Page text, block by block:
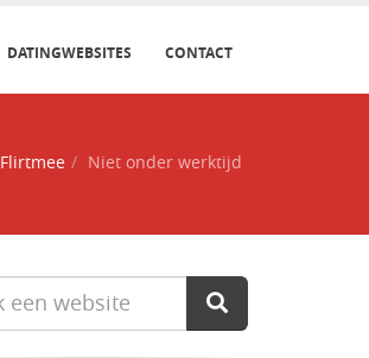
DATINGWEBSITES CONTACT
Flirtmee Niet onder werktijd